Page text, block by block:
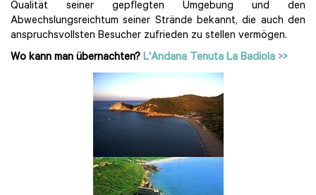
Qualität seiner gepflegten Umgebung und den
Abwechslungsreichtum seiner Strände bekannt, die auch den
anspruchsvollsten Besucher zufrieden zu stellen vermögen.
Wo kann man übernachten? L'Andana Tenuta La Badiola >>